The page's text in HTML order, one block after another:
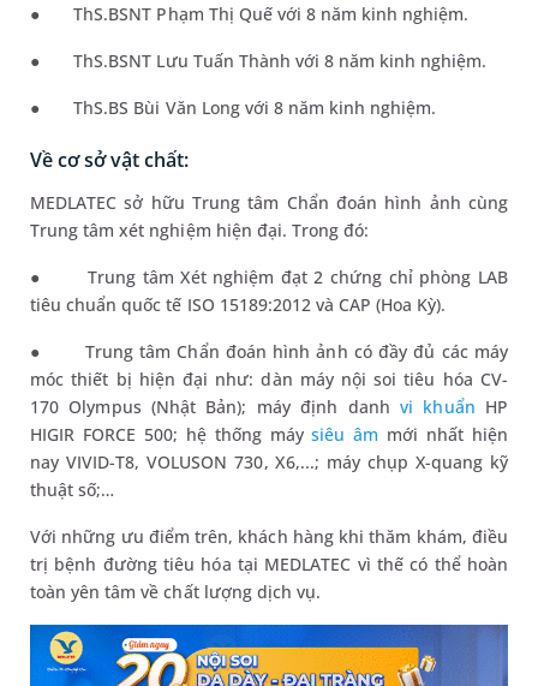
● ThS.BSNT Phạm Thị Quế với 8 năm kinh nghiệm.
● ThS.BSNT Lưu Tuấn Thành với 8 năm kinh nghiệm.
● ThS.BS Bùi Văn Long với 8 năm kinh nghiệm.
Về cơ sở vật chất:
MEDLATEC sở hữu Trung tâm Chẩn đoán hình ảnh cùng
Trung tâm xét nghiệm hiện đại. Trongđó:
● Trung tâm Xét nghiệm đạt 2 chứng chỉ phòng LAB
tiêu chuẩn quốc tế ISO 15189:2012và CAP (Hoa Kỳ).
●
Trung tâm Chẩn đoán hình ảnh có đầy đủ các máy
móc thiết bị hiện đại như: dàn máy nội soi tiêu hóa CV-
170 Olympus (Nhật Bản); máy định danhvi khuẩn HP
HIGIR FORCE 500; hệ thống máysiêu âm mới nhất hiện
nay VIVID-T8, VOLUSON 730, X6,...; máy chụp X-quang kỹ
thuật số;…
Với những ưu điểm trên, khách hàng khi thăm khám, điều
trị bệnh đường tiêu hóa tại MEDLATEC vì thế có thể hoàn
toàn yên tâm về chất lượng dịch vụ.